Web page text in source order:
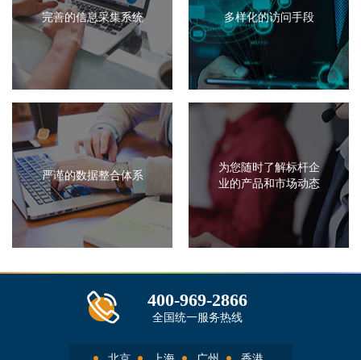
完善的信息采集系统 多样化的访问手段
严谨的数据整合体系
为您随时了解标杆企
业的产品和市场动态
400-969-2866
全国统一服务热线